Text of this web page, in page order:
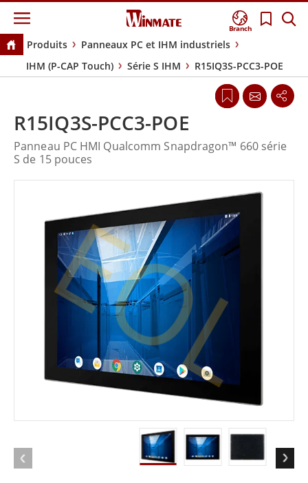
Branch
Produits
Panneaux PC et IHM industriels
IHM (P-CAP Touch)
Série S IHM R15IQ3S-PCC3-POE
R15IQ3S-PCC3-POE
Panneau PC HMI Qualcomm Snapdragon™ 660 série
S de 15 pouces
EOL